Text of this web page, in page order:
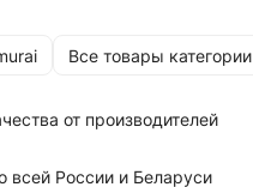
Все товары категории
от производителей
всей России и Беларуси